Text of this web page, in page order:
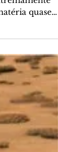
quase
ao fato...